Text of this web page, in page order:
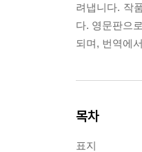
려냅니다. 작
다. 영문판으
되며, 번역에
목차
표지